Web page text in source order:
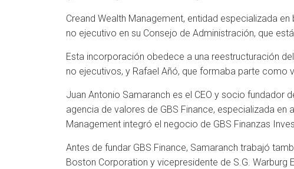
Creand Wealth Management, entidad especializada
no ejecutivo en su Consejo de Administración, que
Esta incorporación obedece a una reestructuración
no ejecutivos, y Rafael Añó, que formaba parte
Juan Antonio Samaranch es el CEO y socio fundador
agencia de valores de GBS Finance, especializada
Management integró el negocio de GBS Finanzas
Antes de fundar GBS Finance, Samaranch trabajó
Boston Corporation y vicepresidente de S.G. Warburg